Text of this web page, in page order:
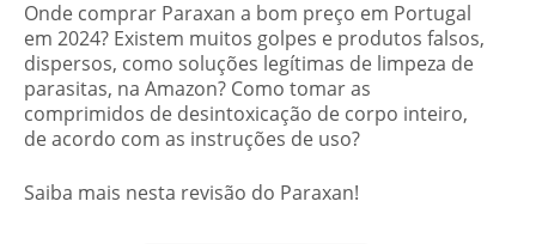
Onde comprar Paraxan a bom preço em Portugal
em 2024? Existem muitos golpes e produtos falsos,
dispersos, como soluções legítimas de limpeza de
parasitas, na Amazon? Como tomar as
comprimidos de desintoxicação de corpo inteiro,
de acordo com as instruções de uso?
Saiba mais nesta revisão do Paraxan!